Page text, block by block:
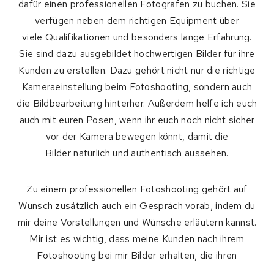
dafür einen professionellen Fotografen zu buchen. Sie
verfügen neben dem richtigen Equipment über
viele Qualifikationen und besonders lange Erfahrung.
Sie sind dazu ausgebildet hochwertigen Bilder für ihre
Kunden zu erstellen. Dazu gehört nicht nur die richtige
Kameraeinstellung beim Fotoshooting, sondern auch
die Bildbearbeitung hinterher. Außerdem helfe ich euch
auch mit euren Posen, wenn ihr euch noch nicht sicher
vor der Kamera bewegen könnt, damit die
Bilder natürlich und authentisch aussehen.
Zu einem professionellen Fotoshooting gehört auf
Wunsch zusätzlich auch ein Gespräch vorab, indem du
mir deine Vorstellungen und Wünsche erläutern kannst.
Mir ist es wichtig, dass meine Kunden nach ihrem
Fotoshooting bei mir Bilder erhalten, die ihren